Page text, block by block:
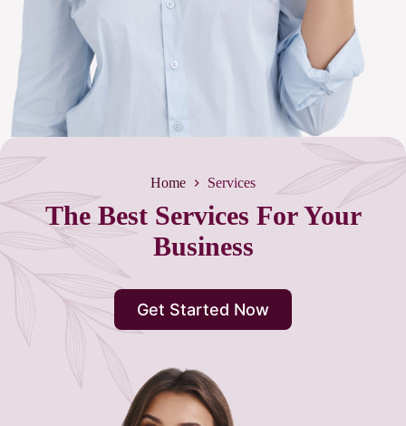
Home Services
The Best Services For Your
Business
Get Started Now